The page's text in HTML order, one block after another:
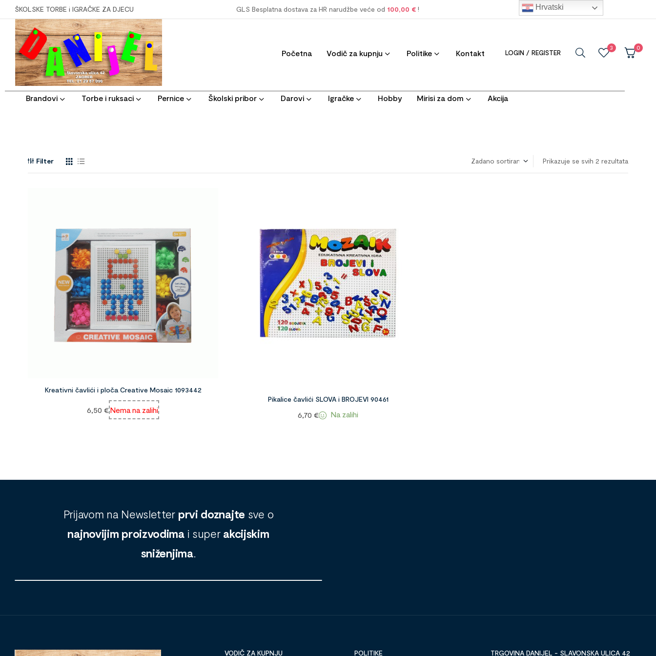
ŠKOLSKE TORBE i IGRAČKE ZA DJECU GLS Besplatna dostava za HR narudžbe veće od 100,00 € !
Početna Vodič za kupnju Politike Kontakt LOGIN / REGISTER
3 0
Brandovi Torbe i ruksaci Pernice Školski pribor Darovi Igračke Hobby Mirisi za dom Akcija
Filter Prikazuje se svih 2 rezultata
Kreativni čavlići i ploča Creative Mosaic 1093442
6,50 €Nema na zalihi
Pikalice čavlići SLOVA i BROJEVI 90461
6,70€ Na zalihi
Prijavom na Newsletter prvi doznajte sve o
najnovijim proizvodimai super akcijskim
sniženjima.
VODIČ ZA KUPNJU POLITIKE
TRGOVINA DANIJEL - SLAVONSKA ULICA 42
Hrvatski